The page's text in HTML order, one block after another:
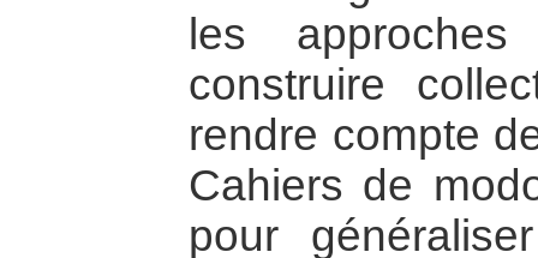
les
construire
rendre compte
Cahiers de
pour